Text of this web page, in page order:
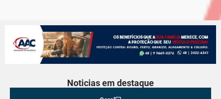
Noticias em destaque